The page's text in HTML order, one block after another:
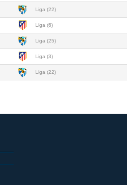
Liga (22)
Liga (6)
Liga (25)
Liga (3)
Liga (22)